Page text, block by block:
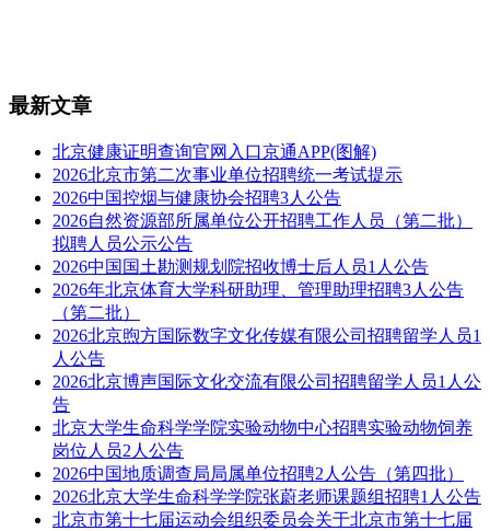
最新文章
北京健康证明查询官网入口京通APP(图解)
2026北京市第二次事业单位招聘统一考试提示
2026中国控烟与健康协会招聘3人公告
2026自然资源部所属单位公开招聘工作人员（第二批）
拟聘人员公示公告
2026中国国土勘测规划院招收博士后人员1人公告
2026年北京体育大学科研助理、管理助理招聘3人公告
（第二批）
2026北京煦方国际数字文化传媒有限公司招聘留学人员1
人公告
2026北京博声国际文化交流有限公司招聘留学人员1人公
告
北京大学生命科学学院实验动物中心招聘实验动物饲养
岗位人员2人公告
2026中国地质调查局局属单位招聘2人公告（第四批）
2026北京大学生命科学学院张蔚老师课题组招聘1人公告
北京市第十七届运动会组织委员会关于北京市第十七届